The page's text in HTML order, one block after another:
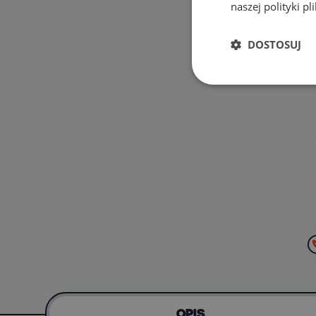
naszej polityki
DOSTOSUJ